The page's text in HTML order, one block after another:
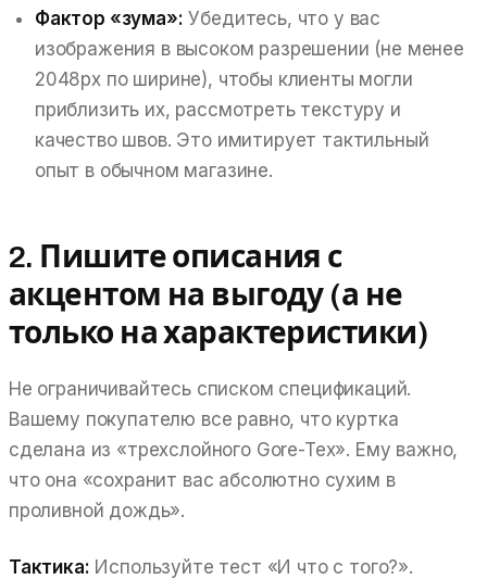
Фактор «зума»: Убедитесь, что у вас
изображения в высоком разрешении (не менее
2048px по ширине), чтобы клиенты могли
приблизить их, рассмотреть текстуру и
качество швов. Это имитирует тактильный
опыт в обычном магазине.
2. Пишите описания с
акцентом на выгоду (а не
только на характеристики)
Не ограничивайтесь списком спецификаций.
Вашему покупателю все равно, что куртка
сделана из «трехслойного Gore-Tex». Ему важно,
что она «сохранит вас абсолютно сухим в
проливной дождь».
Тактика: Используйте тест «И что с того?».